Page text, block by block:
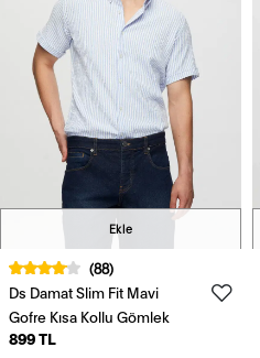
Ekle
(88)
Ds Damat Slim Fit Mavi
Gofre Kısa Kollu Gömlek
899 TL